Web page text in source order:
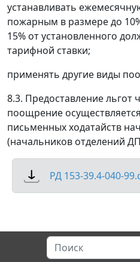
устанавливать
пожарным в размере до
15% от установленного
тарифной ставки;
применять другие виды
8.3. Предоставление льгот
поощрение
письменных ходатайств
(начальников отделений
РД 153-39.4-040-